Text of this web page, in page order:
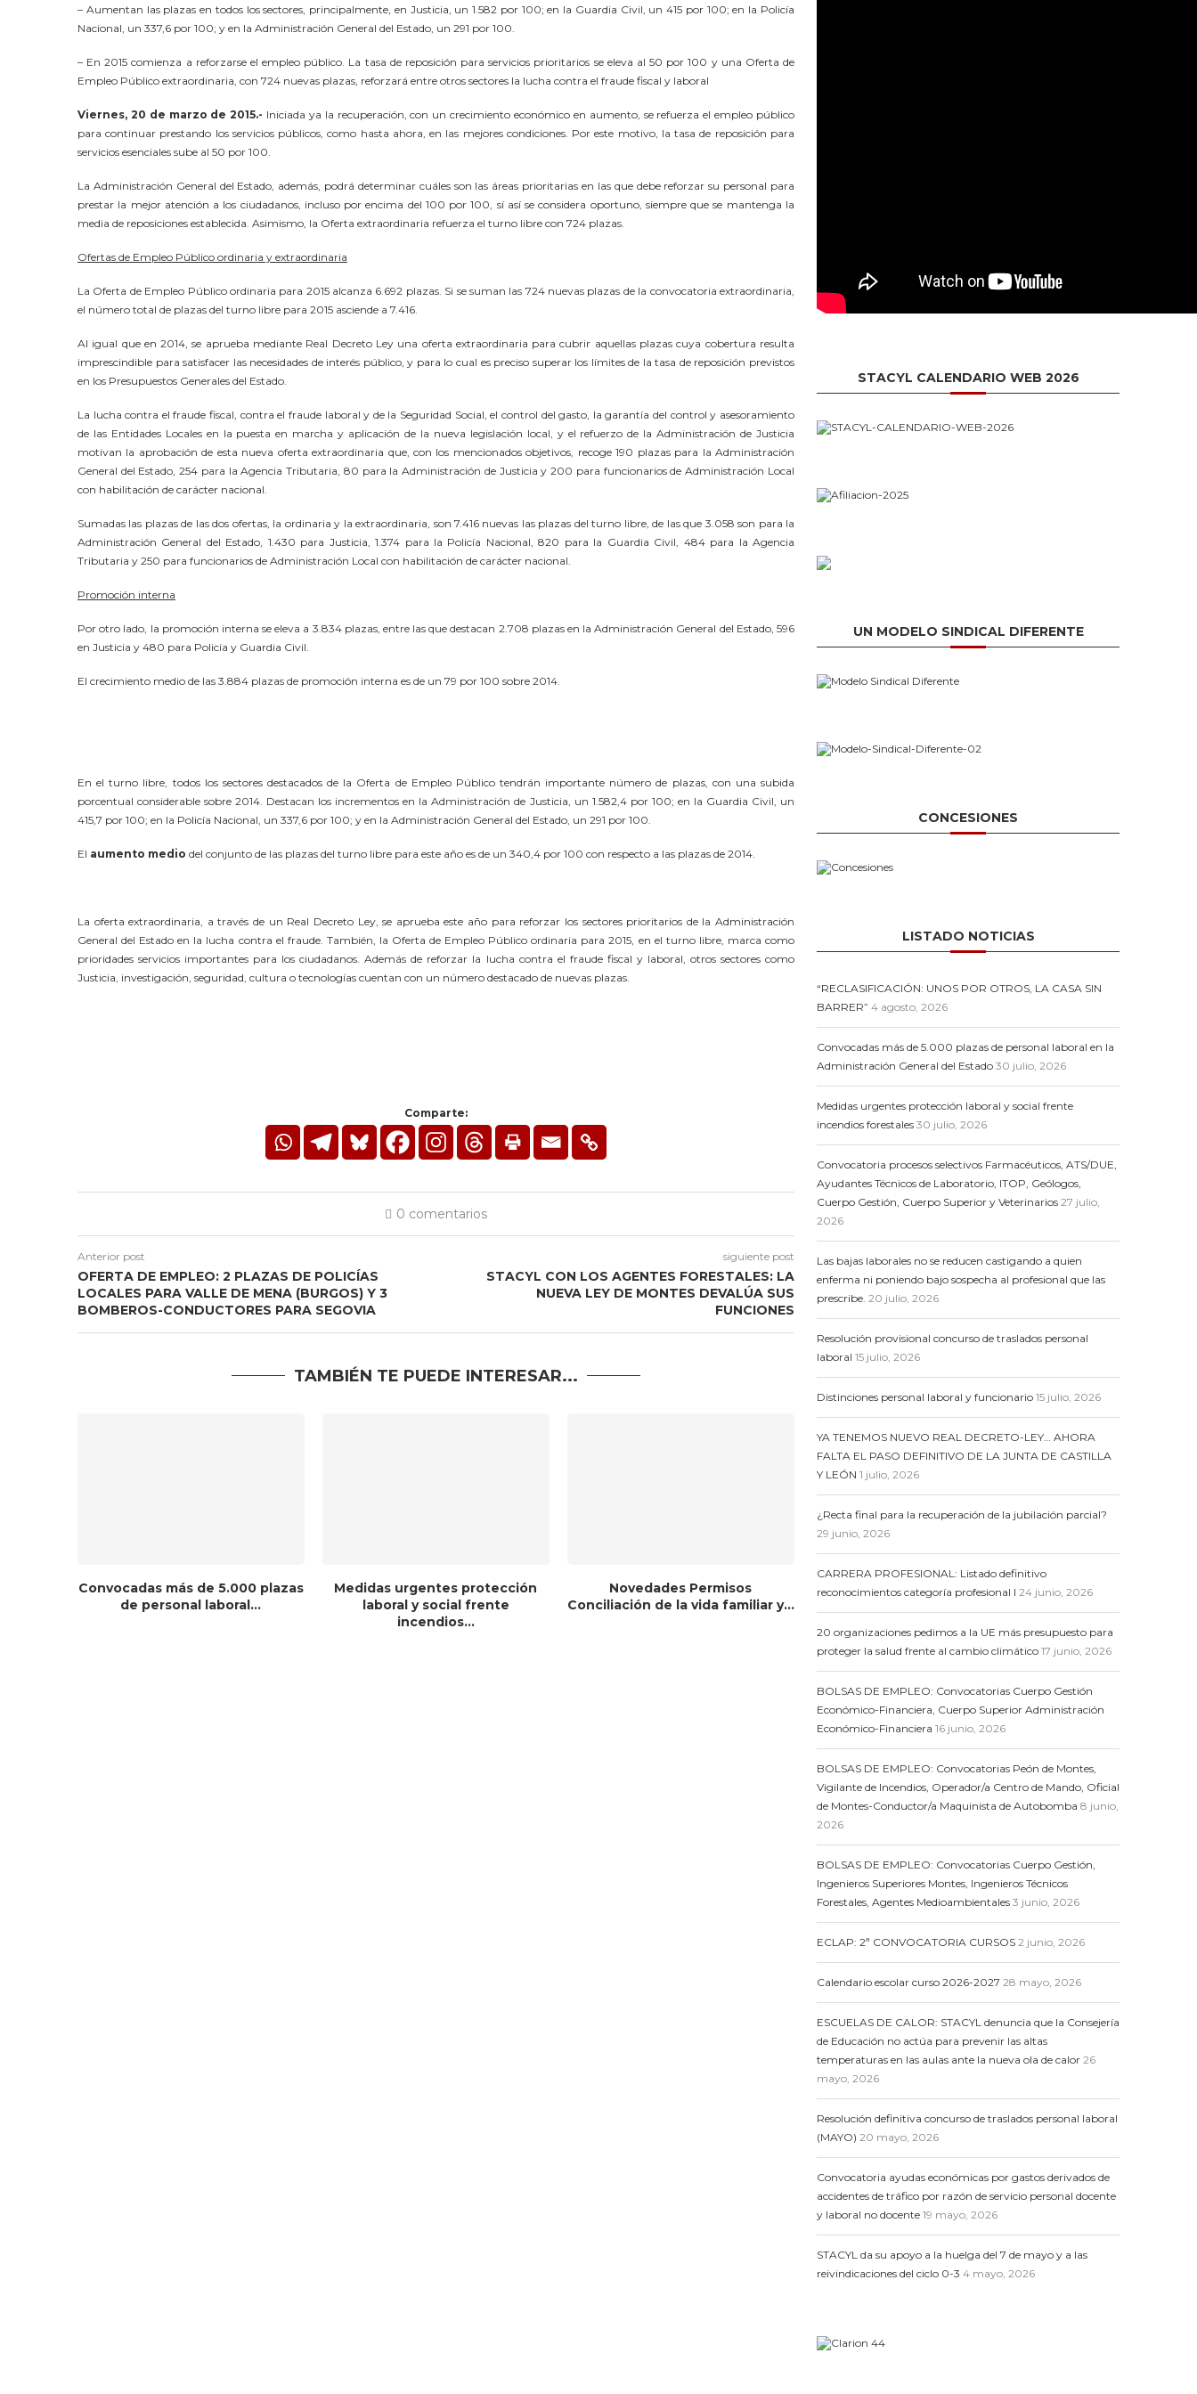
– Aumentan las plazas en todos los sectores, principalmente, en Justicia, un 1.582 por 100; en la Guardia Civil, un 415 por 100; en la Policía
Nacional, un 337,6 por 100; y en la Administración General del Estado, un 291 por 100.
– En 2015 comienza a reforzarse el empleo público. La tasa de reposición para servicios prioritarios se eleva al 50 por 100 y una Oferta de
Empleo Público extraordinaria, con 724 nuevas plazas, reforzará entre otros sectores la lucha contra el fraude fiscal y laboral
Viernes, 20 de marzo de 2015.- Iniciada ya la recuperación, con un crecimiento económico en aumento, se refuerza el empleo público
para continuar prestando los servicios públicos, como hasta ahora, en las mejores condiciones. Por este motivo, la tasa de reposición para
servicios esenciales sube al 50 por 100.
La Administración General del Estado, además, podrá determinar cuáles son las áreas prioritarias en las que debe reforzar su personal para
prestar la mejor atención a los ciudadanos, incluso por encima del 100 por 100, sí así se considera oportuno, siempre que se mantenga la
media de reposiciones establecida. Asimismo, la Oferta extraordinaria refuerza el turno libre con 724 plazas.
Ofertas de Empleo Público ordinaria y extraordinaria
La Oferta de Empleo Público ordinaria para 2015 alcanza 6.692 plazas. Si se suman las 724 nuevas plazas de la convocatoria extraordinaria,
el número total de plazas del turno libre para 2015 asciende a 7.416.
Al igual que en 2014, se aprueba mediante Real Decreto Ley una oferta extraordinaria para cubrir aquellas plazas cuya cobertura resulta
imprescindible para satisfacer las necesidades de interés público, y para lo cual es preciso superar los límites de la tasa de reposición previstos
en los Presupuestos Generales del Estado.
La lucha contra el fraude fiscal, contra el fraude laboral y de la Seguridad Social, el control del gasto, la garantía del control y asesoramiento
de las Entidades Locales en la puesta en marcha y aplicación de la nueva legislación local, y el refuerzo de la Administración de Justicia
motivan la aprobación de esta nueva oferta extraordinaria que, con los mencionados objetivos, recoge 190 plazas para la Administración
General del Estado, 254 para la Agencia Tributaria, 80 para la Administración de Justicia y 200 para funcionarios de Administración Local
con habilitación de carácter nacional.
Sumadas las plazas de las dos ofertas, la ordinaria y la extraordinaria, son 7.416 nuevas las plazas del turno libre, de las que 3.058 son para la
Administración General del Estado, 1.430 para Justicia, 1.374 para la Policía Nacional, 820 para la Guardia Civil, 484 para la Agencia
Tributaria y 250 para funcionarios de Administración Local con habilitación de carácter nacional.
Promoción interna
Por otro lado, la promoción interna se eleva a 3.834 plazas, entre las que destacan 2.708 plazas en la Administración General del Estado, 596
en Justicia y 480 para Policía y Guardia Civil.
El crecimiento medio de las 3.884 plazas de promoción interna es de un 79 por 100 sobre 2014.
En el turno libre, todos los sectores destacados de la Oferta de Empleo Público tendrán importante número de plazas, con una subida
porcentual considerable sobre 2014. Destacan los incrementos en la Administración de Justicia, un 1.582,4 por 100; en la Guardia Civil, un
415,7 por 100; en la Policía Nacional, un 337,6 por 100; y en la Administración General del Estado, un 291 por 100.
El aumento medio del conjunto de las plazas del turno libre para este año es de un 340,4 por 100 con respecto a las plazas de 2014.
La oferta extraordinaria, a través de un Real Decreto Ley, se aprueba este año para reforzar los sectores prioritarios de la Administración
General del Estado en la lucha contra el fraude. También, la Oferta de Empleo Público ordinaria para 2015, en el turno libre, marca como
prioridades servicios importantes para los ciudadanos. Además de reforzar la lucha contra el fraude fiscal y laboral, otros sectores como
Justicia, investigación, seguridad, cultura o tecnologías cuentan con un número destacado de nuevas plazas.
Comparte:
0 comentarios
Anterior post
OFERTA DE EMPLEO: 2 PLAZAS DE POLICÍAS
LOCALES PARA VALLE DE MENA (BURGOS) Y 3
BOMBEROS-CONDUCTORES PARA SEGOVIA
siguiente post
STACYL CON LOS AGENTES FORESTALES: LA
NUEVA LEY DE MONTES DEVALÚA SUS
FUNCIONES
TAMBIÉN TE PUEDE INTERESAR...
Convocadas más de 5.000 plazas
de personal laboral...
Medidas urgentes protección
laboral y social frente
incendios...
Novedades Permisos
Conciliación de la vida familiar y...
STACYL CALENDARIO WEB 2026
UN MODELO SINDICAL DIFERENTE
CONCESIONES
LISTADO NOTICIAS
“RECLASIFICACIÓN: UNOS POR OTROS, LA CASA SIN
BARRER” 4 agosto, 2026
Convocadas más de 5.000 plazas de personal laboral en la
Administración General del Estado 30 julio, 2026
Medidas urgentes protección laboral y social frente
incendios forestales 30 julio, 2026
Convocatoria procesos selectivos Farmacéuticos, ATS/DUE,
Ayudantes Técnicos de Laboratorio, ITOP, Geólogos,
Cuerpo Gestión, Cuerpo Superior y Veterinarios 27 julio,
2026
Las bajas laborales no se reducen castigando a quien
enferma ni poniendo bajo sospecha al profesional que las
prescribe. 20 julio, 2026
Resolución provisional concurso de traslados personal
laboral 15 julio, 2026
Distinciones personal laboral y funcionario 15 julio, 2026
YA TENEMOS NUEVO REAL DECRETO-LEY… AHORA
FALTA EL PASO DEFINITIVO DE LA JUNTA DE CASTILLA
Y LEÓN 1 julio, 2026
¿Recta final para la recuperación de la jubilación parcial?
29 junio, 2026
CARRERA PROFESIONAL: Listado definitivo
reconocimientos categoría profesional I 24 junio, 2026
20 organizaciones pedimos a la UE más presupuesto para
proteger la salud frente al cambio climático 17 junio, 2026
BOLSAS DE EMPLEO: Convocatorias Cuerpo Gestión
Económico-Financiera, Cuerpo Superior Administración
Económico-Financiera 16 junio, 2026
BOLSAS DE EMPLEO: Convocatorias Peón de Montes,
Vigilante de Incendios, Operador/a Centro de Mando, Oficial
de Montes-Conductor/a Maquinista de Autobomba 8 junio,
2026
BOLSAS DE EMPLEO: Convocatorias Cuerpo Gestión,
Ingenieros Superiores Montes, Ingenieros Técnicos
Forestales, Agentes Medioambientales 3 junio, 2026
ECLAP: 2ª CONVOCATORIA CURSOS 2 junio, 2026
Calendario escolar curso 2026-2027 28 mayo, 2026
ESCUELAS DE CALOR: STACYL denuncia que la Consejería
de Educación no actúa para prevenir las altas
temperaturas en las aulas ante la nueva ola de calor 26
mayo, 2026
Resolución definitiva concurso de traslados personal laboral
(MAYO) 20 mayo, 2026
Convocatoria ayudas económicas por gastos derivados de
accidentes de tráfico por razón de servicio personal docente
y laboral no docente 19 mayo, 2026
STACYL da su apoyo a la huelga del 7 de mayo y a las
reivindicaciones del ciclo 0-3 4 mayo, 2026